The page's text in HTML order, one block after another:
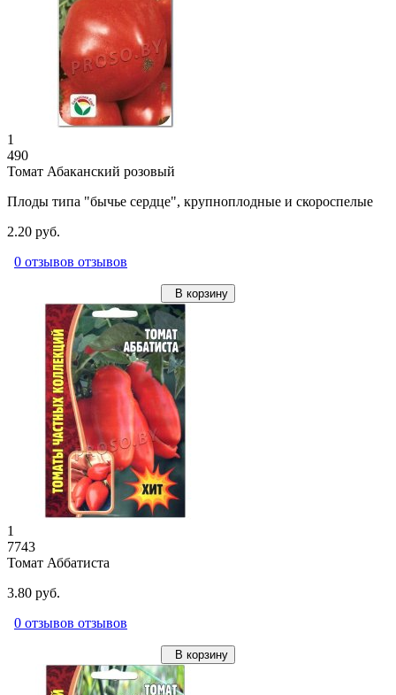
1
490
Томат Абаканский розовый
Плоды типа "бычье сердце", крупноплодные и скороспелые
2.20 руб.
0 отзывов отзывов
В корзину
1
7743
Томат Аббатиста
3.80 руб.
0 отзывов отзывов
В корзину